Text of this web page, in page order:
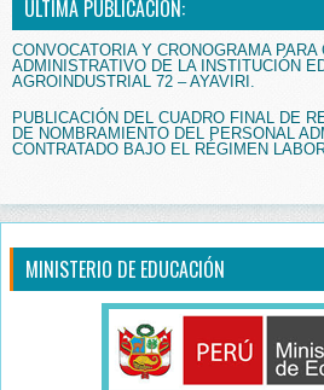
ÚLTIMA PUBLICACIÓN:
CONVOCATORIA Y CRONOGRAMA
ADMINISTRATIVO DE LA INSTITUCIÓN
AGROINDUSTRIAL 72 – AYAVIRI.
PUBLICACIÓN DEL CUADRO FINAL DE
DE NOMBRAMIENTO DEL PERSONAL
CONTRATADO BAJO EL RÉGIMEN
MINISTERIO DE EDUCACIÓN